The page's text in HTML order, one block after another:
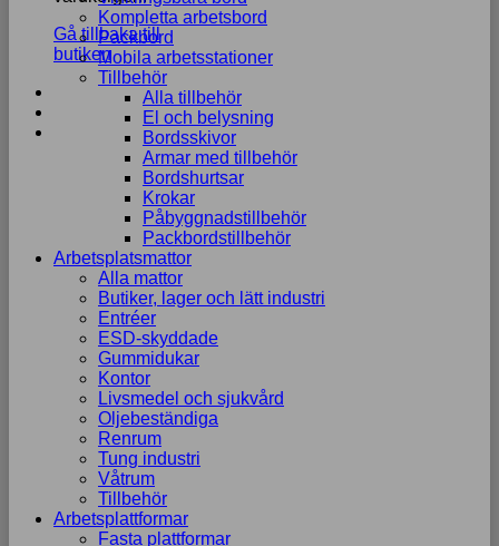
Gå tillbaka till
butiken
Kompletta arbetsbord
Packbord
Mobila arbetsstationer
Tillbehör
Alla tillbehör
El och belysning
Bordsskivor
Armar med tillbehör
Bordshurtsar
Krokar
Påbyggnadstillbehör
Packbordstillbehör
Arbetsplatsmattor
Alla mattor
Butiker, lager och lätt industri
Entréer
ESD-skyddade
Gummidukar
Kontor
Livsmedel och sjukvård
Oljebeständiga
Renrum
Tung industri
Våtrum
Tillbehör
Arbetsplattformar
Fasta plattformar